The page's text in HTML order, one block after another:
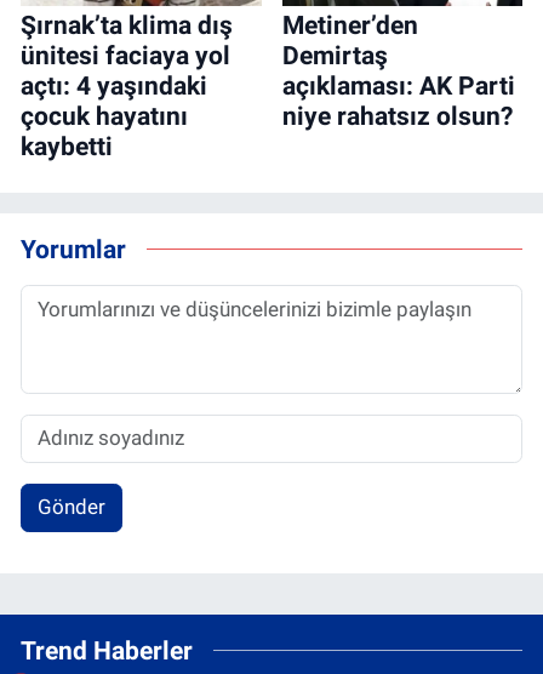
Şırnak’ta klima dış
ünitesi faciaya yol
açtı: 4 yaşındaki
çocuk hayatını
kaybetti
Metiner’den
Demirtaş
açıklaması: AK Parti
niye rahatsız olsun?
Yorumlar
Gönder
Trend Haberler